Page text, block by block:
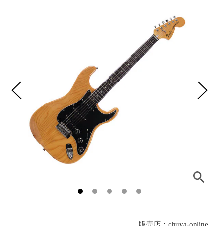
販売店：chuya-online